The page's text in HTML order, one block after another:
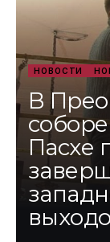
НОВОСТИ
В
Пасхе